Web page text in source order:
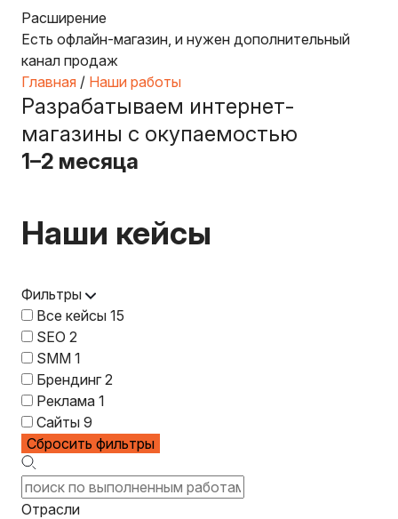
Расширение
Есть офлайн-магазин, и нужен дополнительный
канал продаж
Главная / Наши работы
Разрабатываем интернет-
магазины с окупаемостью
1–2 месяца
Наши кейсы
Фильтры
Все кейсы 15
SEO 2
SMM 1
Брендинг2
Реклама 1
Сайты 9
Сбросить фильтры
Отрасли